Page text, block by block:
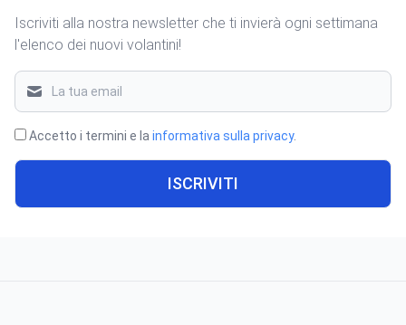
Iscriviti alla nostra newsletter che ti invierà ogni settimana
l'elenco dei nuovi volantini!
Accetto i termini e la informativa sulla privacy.
ISCRIVITI